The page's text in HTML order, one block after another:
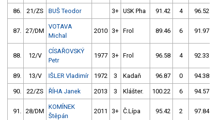
86. 21/ZS BUŠ Teodor 3+ USK Pha 91.42 4 96.52
87. 27/DM
VOTAVA
Michal
2010 3+ Frol 89.46 6 91.97
88. 12/V
CÍSAŘOVSKÝ
Petr
1977 3+ Frol 96.58 4 92.33
89. 13/V IŠLER Vladimír 1972 3 Kadaň 96.87 0 94.38
90. 22/ZS ŘÍHA Janek 2013 3 Klášter. 100.22 6 94.57
91. 28/DM
KOMÍNEK
Štěpán
2011 3+ Č.Lípa 95.42 2 97.84